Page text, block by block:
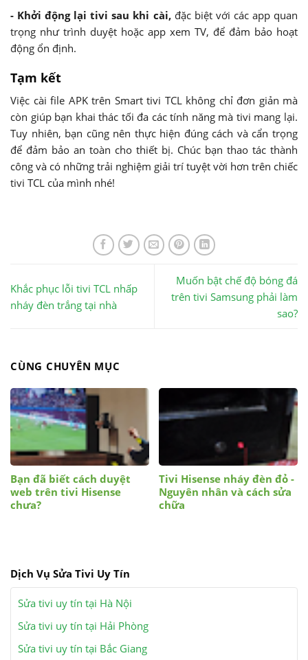
- Khởi động lại tivi sau khi cài, đặc biệt với các app quan
trọng như trình duyệt hoặc app xem TV, để đảm bảo hoạt
động ổn định.
Tạm kết
Việc cài file APK trên Smart tivi TCL không chỉ đơn giản mà
còn giúp bạn khai thác tối đa các tính năng mà tivi mang lại.
Tuy nhiên, bạn cũng nên thực hiện đúng cách và cẩn trọng
để đảm bảo an toàn cho thiết bị. Chúc bạn thao tác thành
công và có những trải nghiệm giải trí tuyệt vời hơn trên chiếc
tivi TCL của mình nhé!
Khắc phục lỗi tivi TCL nhấp
nháy đèn trắng tại nhà
Muốn bật chế độ bóng đá
trên tivi Samsung phải làm
sao?
CÙNG CHUYÊN MỤC
Bạn đã biết cách duyệt
web trên tivi Hisense
chưa?
Tivi Hisense nháy đèn đỏ -
Nguyên nhân và cách sửa
chữa
Dịch Vụ Sửa Tivi Uy Tín
Sửa tivi uy tín tại Hà Nội
Sửa tivi uy tín tại Hải Phòng
Sửa tivi uy tín tại Bắc Giang